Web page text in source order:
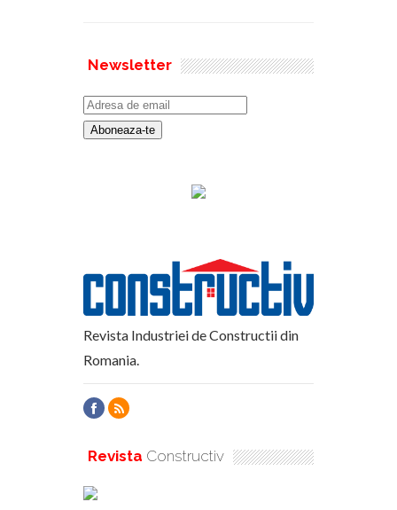
Newsletter
Revista Industriei de Constructii din
Romania.
Revista Constructiv